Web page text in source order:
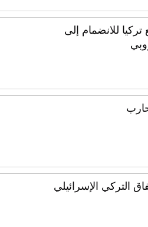
تركيا للانضمام إلى
التركي الإسرائيلي